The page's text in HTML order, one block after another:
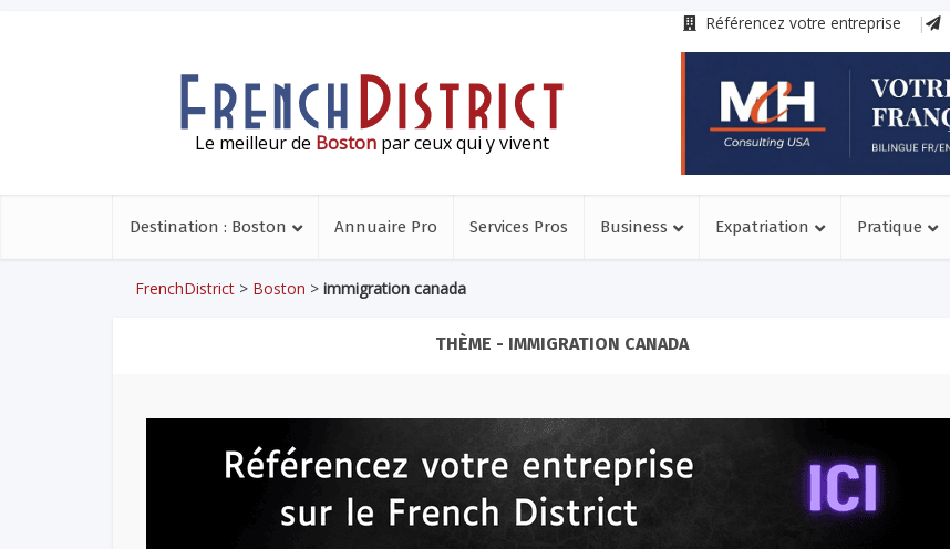
Référencez votre entreprise
Le meilleur de Boston par ceux qui y vivent
Destination : Boston Annuaire Pro Services Pros Business Expatriation Pratique
FrenchDistrict > Boston > immigration canada
THÈME - IMMIGRATION CANADA